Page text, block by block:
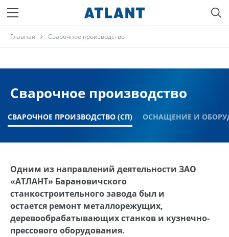
Главная Сварочное производство
Сварочное производство
СВАРОЧНОЕ ПРОИЗВОДСТВО (СП) ОСНАЩЕНИЕ И
Одним из направлений деятельности ЗАО
«АТЛАНТ» Барановичского
станкостроительного завода был и
остается ремонт металлорежущих,
деревообрабатывающих станков и кузнечно-
прессового оборудования.